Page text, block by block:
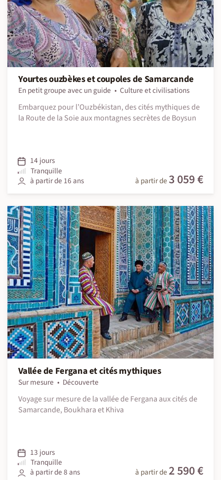
Yourtes ouzbèkes et coupoles de Samarcande
En petit groupe avec un guide
Culture et civilisations
Embarquez pour l’Ouzbékistan, des cités mythiques de
la Route de la Soie aux montagnes secrètes de Boysun
14 jours
Tranquille
à partir de 16 ans
à partir de 3 059 €
Vallée de Fergana et cités mythiques
Sur mesure
Découverte
Voyage sur mesure de la vallée de Fergana aux cités de
Samarcande, Boukhara et Khiva
13 jours
Tranquille
à partir de 8 ans
à partir de 2 590 €